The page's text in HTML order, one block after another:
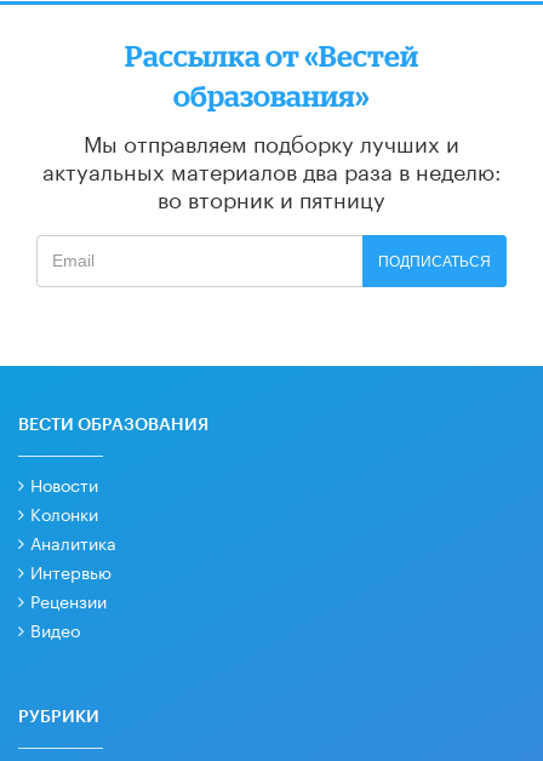
Рассылка от «Вестей
образования»
Мы отправляем подборку лучших и
актуальных материалов два раза в неделю:
во вторник и пятницу
ПОДПИСАТЬСЯ
ВЕСТИ ОБРАЗОВАНИЯ
Новости
Колонки
Аналитика
Интервью
Рецензии
Видео
РУБРИКИ